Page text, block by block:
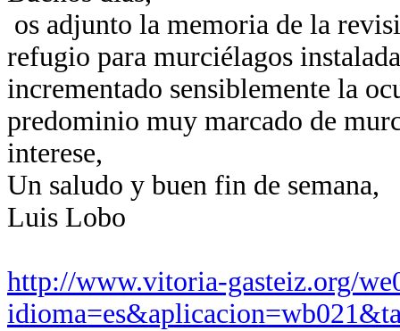
os adjunto la memoria de la
refugio para murciélagos
incrementado sensiblemente la
predominio muy marcado de
interese,
Un saludo y buen fin de semana,
Luis Lobo
http://www.vitoria-gasteiz.org/